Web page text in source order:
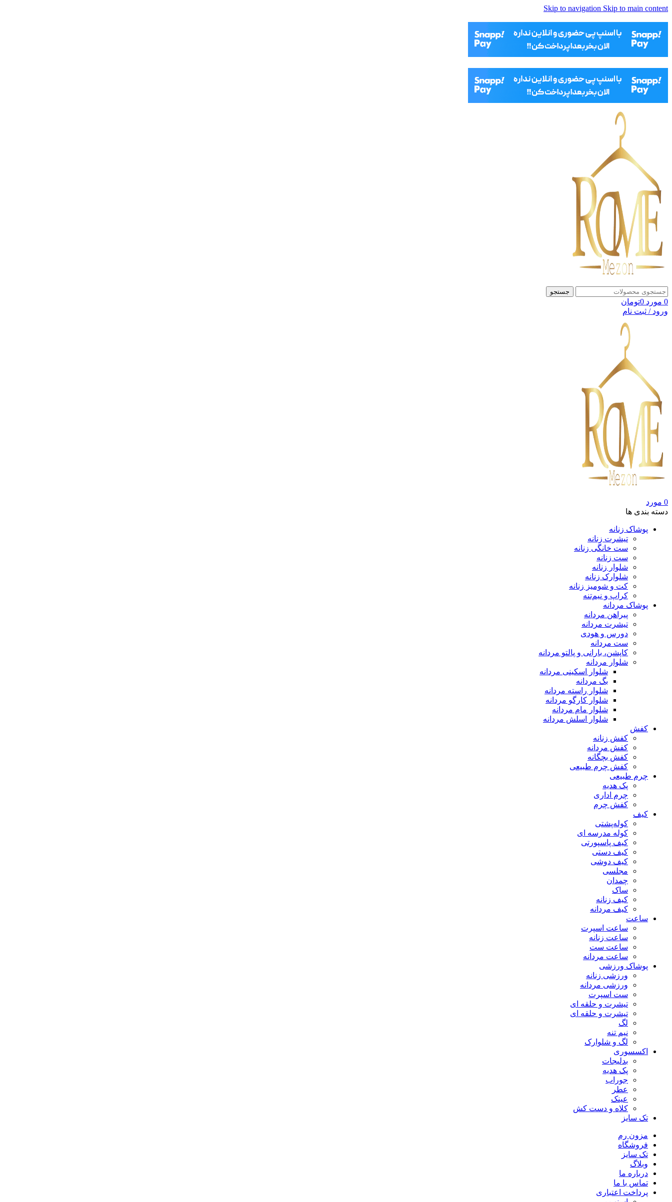
Skip to navigation Skip to main content
جستجو
0 مورد 0تومان
ورود / ثبت نام
0 مورد
دسته بندی ها
پوشاک زنانه
تیشرت زنانه
ست خانگی زنانه
ست زنانه
شلوار زنانه
شلوارک زنانه
کت و شومیز زنانه
کراپ و نیم‌تنه
پوشاک مردانه
پیراهن مردانه
تیشرت مردانه
دورس و هودی
ست مردانه
کاپشن، بارانی و پالتو مردانه
شلوار مردانه
شلوار اسکینی مردانه
بگ مردانه
شلوار راسته مردانه
شلوار کارگو مردانه
شلوار مام مردانه
شلوار اسلش مردانه
کفش
کفش زنانه
کفش مردانه
کفش بچگانه
کفش چرم طبیعی
چرم طبیعی
پک هدیه
چرم اداری
کفش چرم
کیف
کوله‌پشتی
کوله مدرسه ای
کیف پاسپورتی
کیف دستی
کیف دوشی
مجلسی
چمدان
ساک
کیف زنانه
کیف مردانه
ساعت
ساعت اسپرت
ساعت زنانه
ساعت ست
ساعت مردانه
پوشاک ورزشی
ورزشی زنانه
ورزشی مردانه
ست اسپرت
تیشرت و حلقه ای
تیشرت و حلقه ای
لگ
نیم تنه
لگ و شلوارک
اکسسوری
بدلیجات
پک هدیه
جوراب
عطر
عینک
کلاه و دست کش
تک سایز
مزون رم
فروشگاه
تک سایز
وبلاگ
درباره ما
تماس با ما
پرداخت اعتباری